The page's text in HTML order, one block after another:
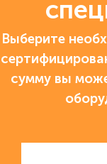
Выберите
сумму вы